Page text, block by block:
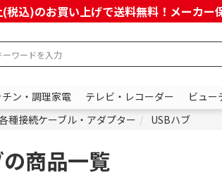
込)のお買い上げで送料無料！メーカー
チン・調理家電 テレビ・レコーダー ビュー
種接続ケーブル・アダプター USBハブ
商品一覧